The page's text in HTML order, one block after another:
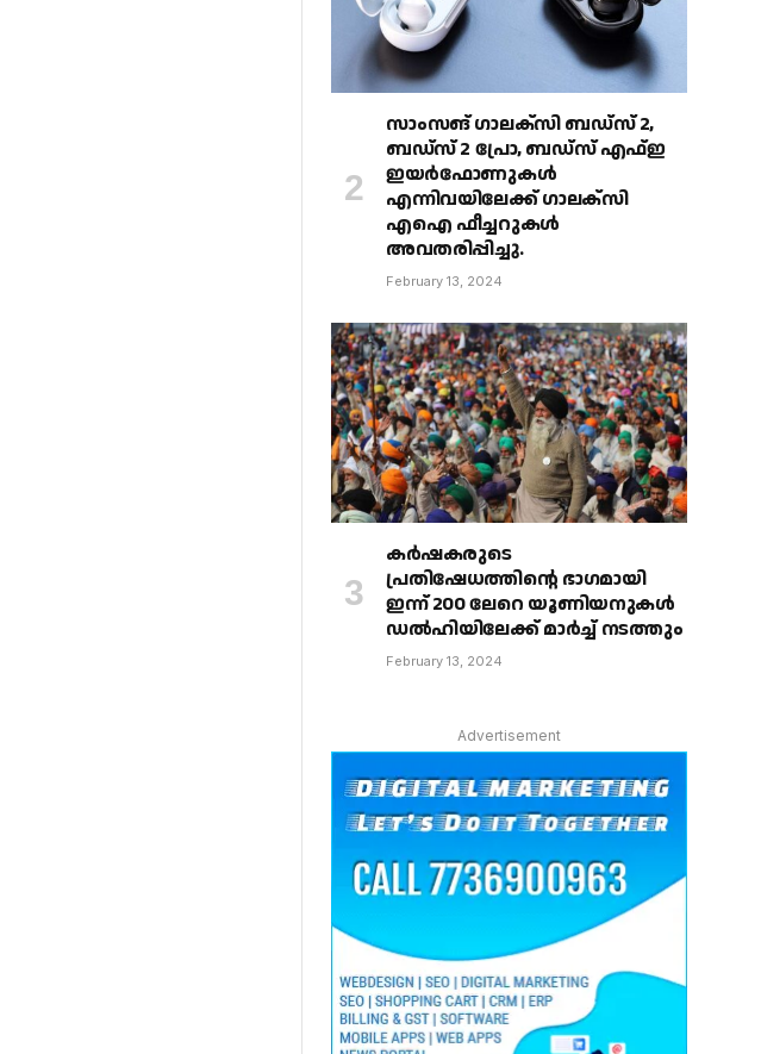
സാംസങ് ഗാലക്‌സി ബഡ്‌സ് 2,
ബഡ്‌സ് 2 പ്രോ, ബഡ്‌സ് എഫ്ഇ
ഇയർഫോണുകൾ
എന്നിവയിലേക്ക് ഗാലക്‌സി
എഐ ഫീച്ചറുകൾ
അവതരിപ്പിച്ചു.
February 13, 2024
കർഷകരുടെ
പ്രതിഷേധത്തിൻ്റെ ഭാഗമായി
ഇന്ന് 200 ലേറെ യൂണിയനുകൾ
ഡൽഹിയിലേക്ക് മാർച്ച് നടത്തും
February 13, 2024
Advertisement